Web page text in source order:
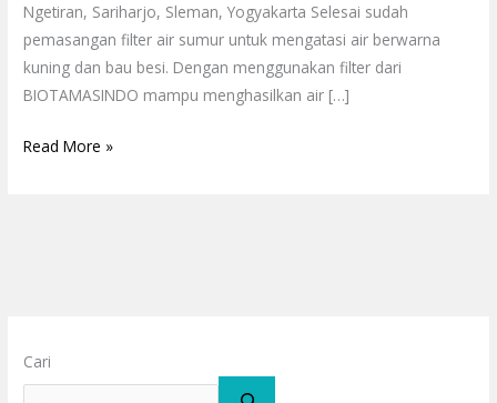
Ngetiran, Sariharjo, Sleman, Yogyakarta Selesai sudah
pemasangan filter air sumur untuk mengatasi air berwarna
kuning dan bau besi. Dengan menggunakan filter dari
BIOTAMASINDO mampu menghasilkan air […]
Read More »
Cari